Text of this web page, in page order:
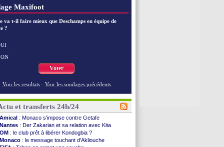
Maxifoot
va t-il faire mieux que Deschamps en équipe de
?
Voter
Voir les resultats - Voir les sondages précédents
et transferts 24h/24
Amical : Monaco s'impose contre Getafe
Nantes : Der Zakarian et sa relation avec Kita
OM : le club prêt à libérer Kondogbia ?
Monaco : le message touchant d'Akliouche